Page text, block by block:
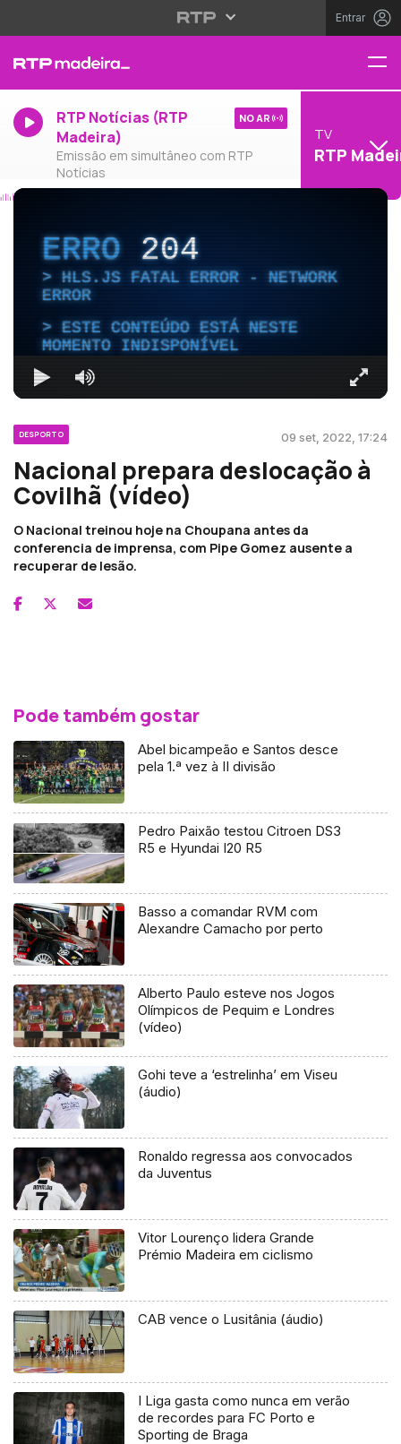
Entrar
RTP Notícias (RTP
Madeira)
Emissão em simultâneo com RTP
Notícias
NO AR
TV
RTP
ERRO204
HLS.JS FATAL ERROR - NETWORK
ERROR
ESTE CONTEÚDO ESTÁ NESTE
MOMENTO INDISPONÍVEL
DESPORTO 09 set, 2022, 17:24
Nacional prepara deslocação à
Covilhã (vídeo)
O Nacional treinou hoje na Choupana antes da
conferencia de imprensa, com Pipe Gomez ausente a
recuperar de lesão.
Pode também gostar
Abel bicampeão e Santos desce
pela 1.ª vez à II divisão
Pedro Paixão testou Citroen DS3
R5 e Hyundai I20 R5
Basso a comandar RVM com
Alexandre Camacho por perto
Alberto Paulo esteve nos Jogos
Olímpicos de Pequim e Londres
(vídeo)
Gohi teve a ‘estrelinha’ em Viseu
(áudio)
Ronaldo regressa aos convocados
da Juventus
Vitor Lourenço lidera Grande
Prémio Madeira em ciclismo
CAB vence o Lusitânia (áudio)
I Liga gasta como nunca em verão
de recordes para FC Porto e
Sporting de Braga